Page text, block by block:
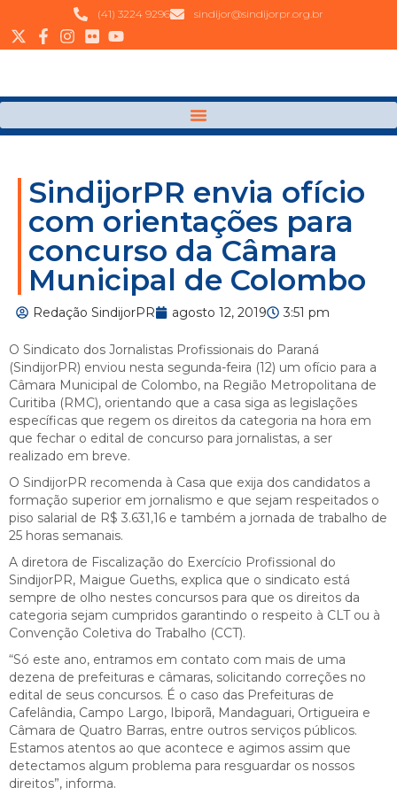
(41) 3224 9296 sindijor@sindijorpr.org.br
SindijorPR envia ofício
com orientações para
concurso da Câmara
Municipal de Colombo
Redação SindijorPR agosto 12, 2019 3:51 pm
O Sindicato dos Jornalistas Profissionais do Paraná
(SindijorPR) enviou nesta segunda-feira (12) um ofício para a
Câmara Municipal de Colombo, na Região Metropolitana de
Curitiba (RMC), orientando que a casa siga as legislações
específicas que regem os direitos da categoria na hora em
que fechar o edital de concurso para jornalistas, a ser
realizado em breve.
O SindijorPR recomenda à Casa que exija dos candidatos a
formação superior em jornalismo e que sejam respeitados o
piso salarial de R$ 3.631,16 e também a jornada de trabalho de
25 horas semanais.
A diretora de Fiscalização do Exercício Profissional do
SindijorPR, Maigue Gueths, explica que o sindicato está
sempre de olho nestes concursos para que os direitos da
categoria sejam cumpridos garantindo o respeito à CLT ou à
Convenção Coletiva do Trabalho (CCT).
“Só este ano, entramos em contato com mais de uma
dezena de prefeituras e câmaras, solicitando correções no
edital de seus concursos. É o caso das Prefeituras de
Cafelândia, Campo Largo, Ibiporã, Mandaguari, Ortigueira e
Câmara de Quatro Barras, entre outros serviços públicos.
Estamos atentos ao que acontece e agimos assim que
detectamos algum problema para resguardar os nossos
direitos”, informa.